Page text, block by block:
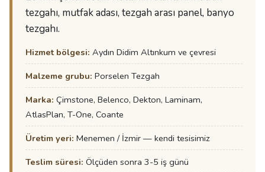
tezgahı, mutfak adası, tezgah arası panel, banyo
tezgahı.
Hizmet bölgesi: Aydın Didim Altınkum ve çevresi
Malzeme grubu: Porselen Tezgah
Marka: Çimstone, Belenco, Dekton, Laminam,
AtlasPlan, T-One, Coante
Üretim yeri: Menemen / İzmir — kendi tesisimiz
Teslim süresi: Ölçüden sonra 3-5 iş günü